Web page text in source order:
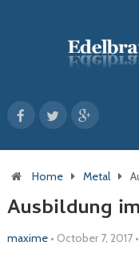
Home Metal
Ausbildung
maxime • October 7, 2017•